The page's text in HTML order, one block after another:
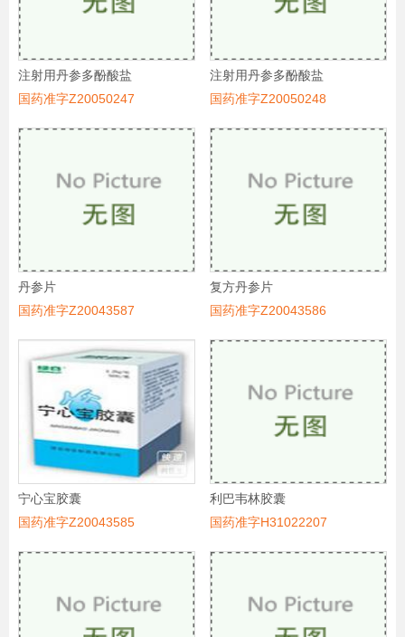
注射用丹参多酚酸盐
国药准字Z20050247
注射用丹参多酚酸盐
国药准字Z20050248
丹参片
国药准字Z20043587
复方丹参片
国药准字Z20043586
宁心宝胶囊
国药准字Z20043585
利巴韦林胶囊
国药准字H31022207